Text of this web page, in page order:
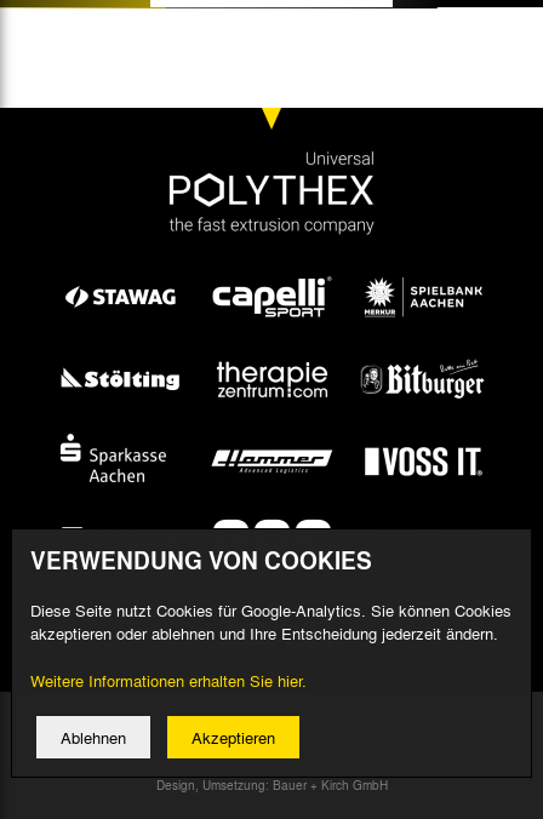
© 2026 Alemannia Aachen - Alle Rechte vorbehalten
Impressum/Datenschutz
Design, Umsetzung: Bauer + Kirch GmbH
VERWENDUNG VON COOKIES
Diese Seite nutzt Cookies für Google-Analytics. Sie können Cookies
akzeptieren oder ablehnen und Ihre Entscheidung jederzeit ändern.
Weitere Informationen erhalten Sie hier.
Ablehnen Akzeptieren